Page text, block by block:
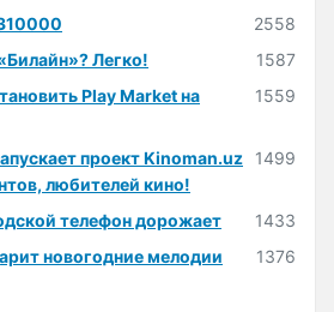
2558
Легко!
1587
Play Market на
1559
проект Kinoman.uz
любителей кино!
1499
телефон дорожает
1433
новогодние мелодии
1376